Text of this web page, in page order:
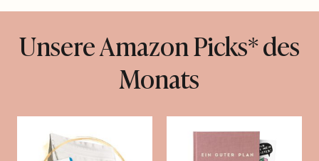
Unsere Amazon Picks* des
Monats